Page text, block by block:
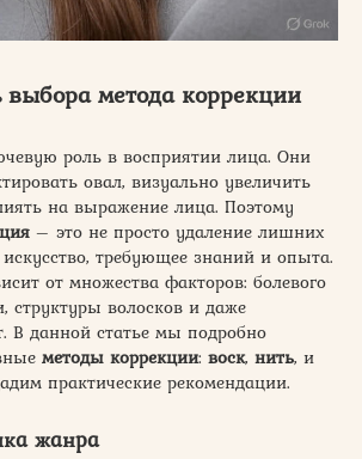
выбора метода коррекции
роль в восприятии лица. Они
овал, визуально увеличить
на выражение лица. Поэтому
– это не просто удаление лишних
требующее знаний и опыта.
от множества факторов: болевого
структуры волосков и даже
В данной статье мы подробно
методы коррекции: воск, нить, и
практические рекомендации.
жанра